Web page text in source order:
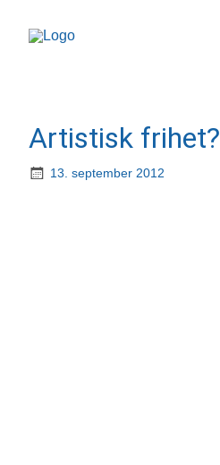
Artistisk frihet?
13. september 2012